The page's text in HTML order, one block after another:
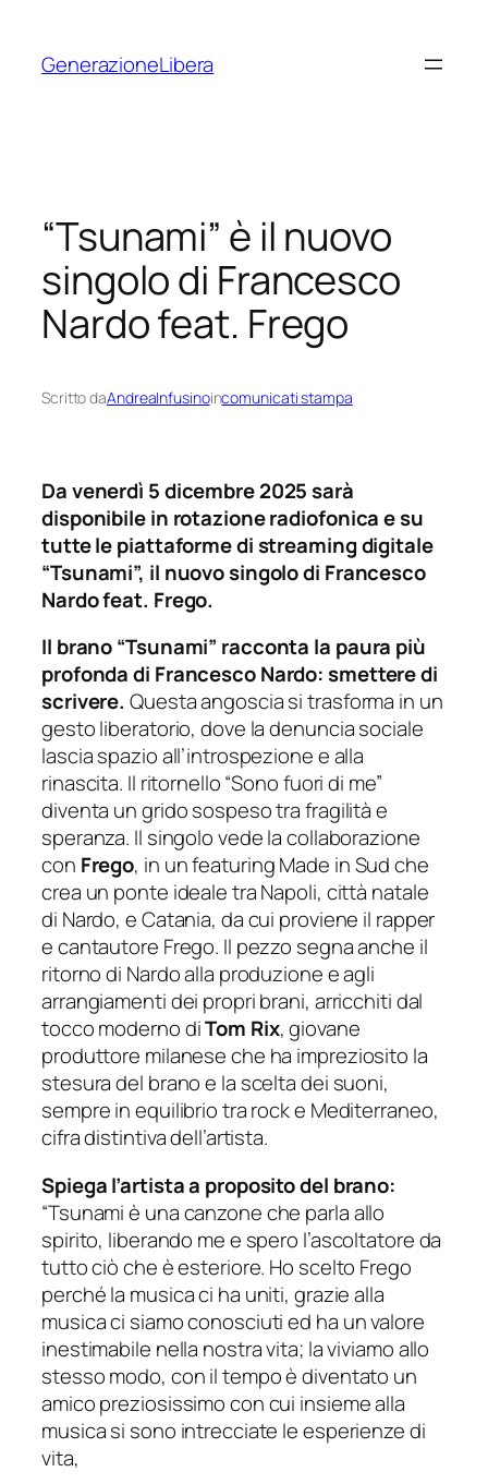
contenuto
GenerazioneLibera
“Tsunami” è il nuovo
singolo di Francesco
Nardo feat. Frego
Scritto daAndreaInfusinoincomunicati stampa
Da venerdì 5 dicembre 2025 sarà
disponibile in rotazione radiofonica e su
tutte le piattaforme di streaming digitale
“Tsunami”, il nuovo singolo di Francesco
Nardofeat. Frego.
Il brano “Tsunami” racconta la paura più
profonda di Francesco Nardo: smettere di
scrivere. Questa angoscia si trasforma in un
gesto liberatorio, dove la denuncia sociale
lascia spazio all’introspezione e alla
rinascita. Il ritornello “Sono fuori di me”
diventa un grido sospeso tra fragilità e
speranza. Il singolo vede la collaborazione
con Frego, in un featuring Made in Sud che
crea un ponte ideale tra Napoli, città natale
di Nardo, e Catania, da cui proviene il rapper
e cantautore Frego. Il pezzo segna anche il
ritorno di Nardo alla produzione e agli
arrangiamenti dei propri brani, arricchiti dal
tocco moderno diTom Rix, giovane
produttore milanese che ha impreziosito la
stesura del brano e la scelta dei suoni,
sempre in equilibrio tra rock e Mediterraneo,
cifra distintiva dell’artista.
Spiega l’artista a proposito del brano:
“Tsunami è una canzone che parla allo
spirito, liberando me e spero l’ascoltatore da
tutto ciò che è esteriore. Ho scelto Frego
perché la musica ci ha uniti, grazie alla
musica ci siamo conosciuti ed ha un valore
inestimabile nella nostra vita; la viviamo allo
stesso modo, con il tempo è diventato un
amico preziosissimo con cui insieme alla
musica si sono intrecciate le esperienze di
vita,